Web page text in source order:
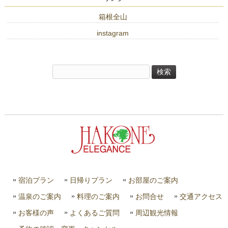
箱根全山
instagram
索:
宿泊プラン 日帰りプラン お部屋のご案内
温泉のご案内 料理のご案内 お問合せ 交通アクセス
お客様の声 よくあるご質問 周辺観光情報